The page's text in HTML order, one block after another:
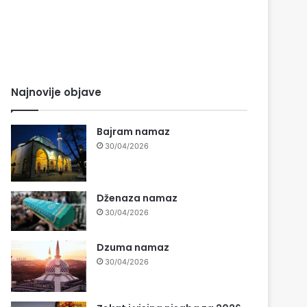
Najnovije objave
Bajram namaz
30/04/2026
Dženaza namaz
30/04/2026
Dzuma namaz
30/04/2026